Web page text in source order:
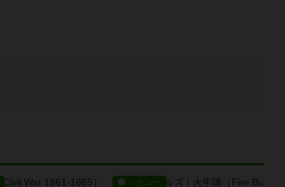
レビュー